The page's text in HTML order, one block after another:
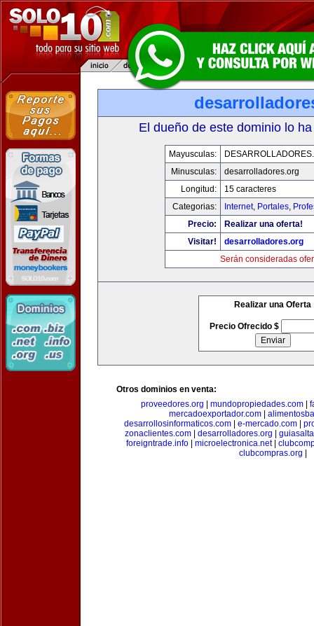
El dueño de este dominio lo
Mayusculas:
Minusculas:
desarrolladores.org
Longitud:
15 caracteres
Categorias:
Internet, Portales,
Precio:
Realizar una oferta!
Visitar!
desarrolladores.org
Serán consideradas
Realizar una Oferta
Precio Ofrecido $
Otros dominios en venta:
proveedores.org
mundopropiedades.com|
mercadoexportador.com|
desarrollosinformaticos.com| e-mercado.com|
zonaclientes.com| desarrolladores.org
foreigntrade.info
microelectronica.net|
clubcompras.org